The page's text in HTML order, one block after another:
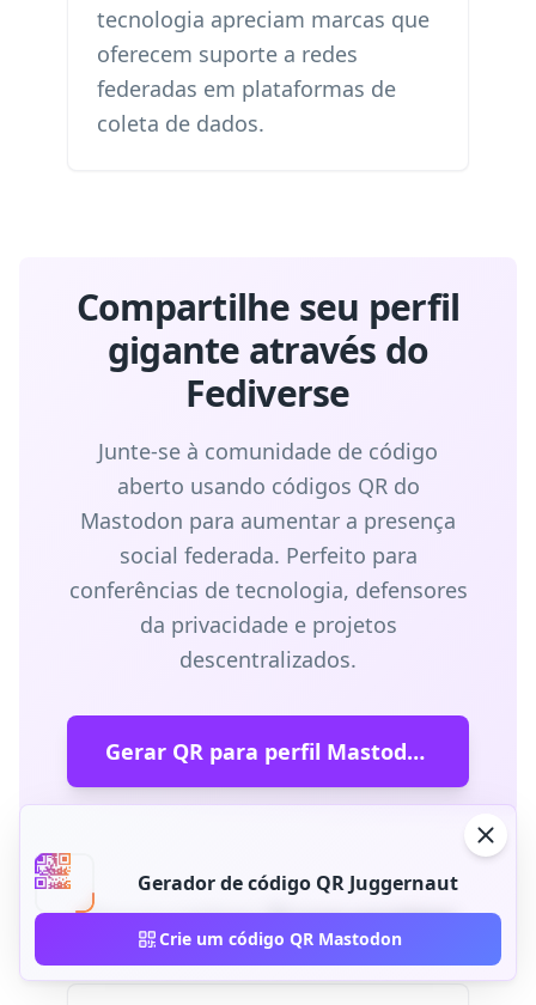
tecnologia apreciam marcas que
oferecem suporte a redes
federadas em plataformas de
coleta de dados.
Compartilhe seu perfil
gigante através do
Fediverse
Junte-se à comunidade de código
aberto usando códigos QR do
Mastodon para aumentar a presença
social federada. Perfeito para
conferências de tecnologia, defensores
da privacidade e projetos
descentralizados.
Gerar QR para perfil Mastodon
Perguntas frequentes
Gerador de código QR Juggernaut
Crie um código QR Mastodon